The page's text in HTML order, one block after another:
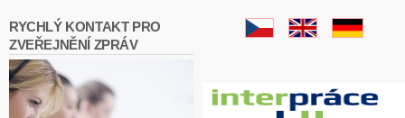
RYCHLÝ KONTAKT PRO
ZVEŘEJNĚNÍ ZPRÁV